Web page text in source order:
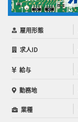
雇用形態
求人ID
給与
勤務地
業種